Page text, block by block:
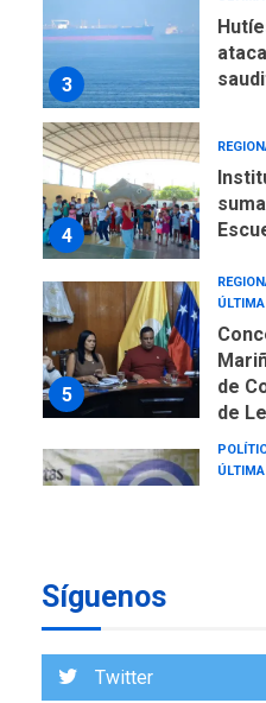
3
4
5
de
de
Síguenos
Twitter